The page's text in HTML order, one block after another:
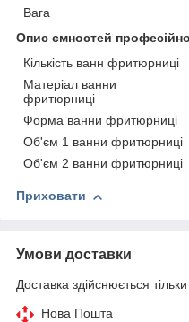
Вага
Опис ємностей
Кількість ванн фритюрниці
Матеріал ванни
фритюрниці
Форма ванни фритюрниці
Об'єм 1 ванни фритюрниці
Об'єм 2 ванни фритюрниці
Приховати
Умови доставки
Доставка здійснюється
Нова Пошта